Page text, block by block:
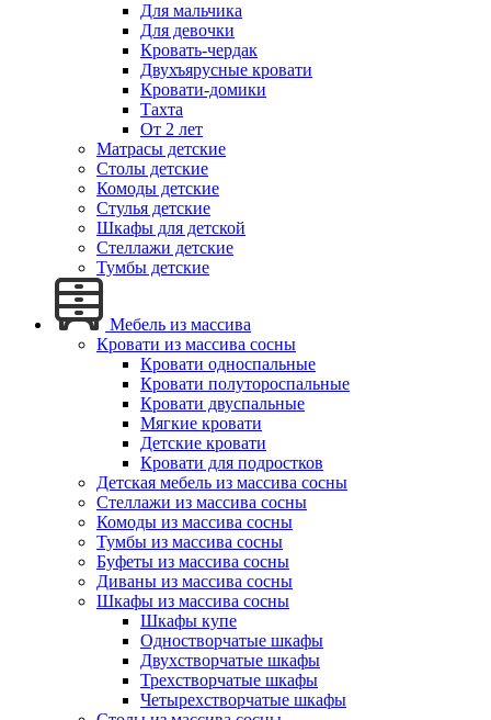
Для мальчика
Для девочки
Кровать-чердак
Двухъярусные кровати
Кровати-домики
Тахта
От 2 лет
Матрасы детские
Столы детские
Комоды детские
Стулья детские
Шкафы для детской
Стеллажи детские
Тумбы детские
Мебель из массива
Кровати из массива сосны
Кровати односпальные
Кровати полутороспальные
Кровати двуспальные
Мягкие кровати
Детские кровати
Кровати для подростков
Детская мебель из массива сосны
Стеллажи из массива сосны
Комоды из массива сосны
Тумбы из массива сосны
Буфеты из массива сосны
Диваны из массива сосны
Шкафы из массива сосны
Шкафы купе
Одностворчатые шкафы
Двухстворчатые шкафы
Трехстворчатые шкафы
Четырехстворчатые шкафы